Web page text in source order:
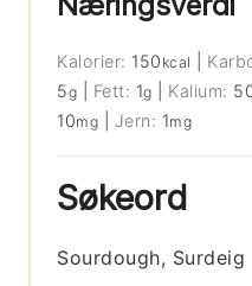
Kalorier: 150 kcal
5g Fett: 1g Kalium:
10mg Jern: 1mg
Søkeord
Sourdough, Surdeig